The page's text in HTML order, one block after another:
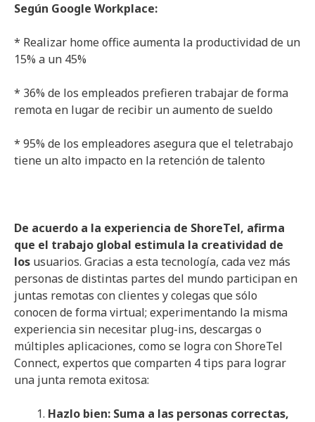
Según Google Workplace:
* Realizar home office aumenta la productividad de un
15% a un 45%
* 36% de los empleados prefieren trabajar de forma
remota en lugar de recibir un aumento de sueldo
* 95% de los empleadores asegura que el teletrabajo
tiene un alto impacto en la retención de talento
De acuerdo a la experiencia de ShoreTel, afirma
que el trabajo global estimula la creatividad de
los usuarios. Gracias a esta tecnología, cada vez más
personas de distintas partes del mundo participan en
juntas remotas con clientes y colegas que sólo
conocen de forma virtual; experimentando la misma
experiencia sin necesitar plug-ins, descargas o
múltiples aplicaciones, como se logra con ShoreTel
Connect, expertos que comparten 4 tips para lograr
una junta remota exitosa:
Hazlo bien: Suma a las personas correctas,